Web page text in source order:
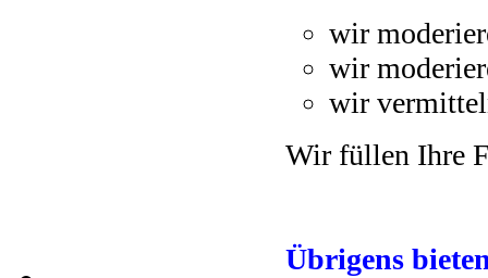
wir
wir
wir
Wir füllen Ihre
Übrigens